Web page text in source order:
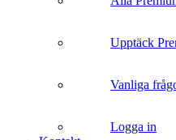
Upptäck
Vanliga
Logga in